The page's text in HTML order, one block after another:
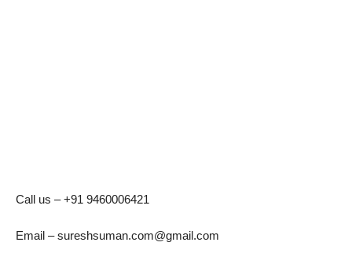
Call us – +91 9460006421
Email – sureshsuman.com@gmail.com